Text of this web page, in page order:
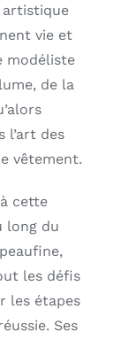
artistique
vie et
modéliste
de la
l’art des
vêtement.
cette
long du
les défis
les étapes
Ses